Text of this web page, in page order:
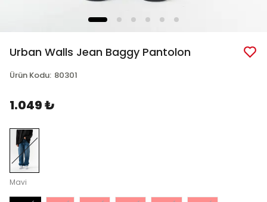
Urban Walls Jean Baggy Pantolon
Ürün Kodu: 80301
1.049 ₺
Mavi